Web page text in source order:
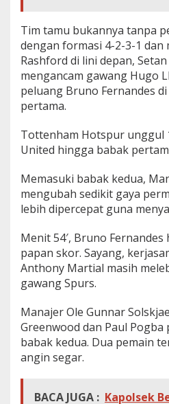
r
m
b
a
n
-
1
Tim tamu bukannya tanpa
dengan formasi 4-2-3-1 dan
Rashford di lini depan,
mengancam gawang Hugo
peluang Bruno Fernandes
pertama.
Tottenham Hotspur unggul
United hingga babak
Memasuki babak kedua,
mengubah sedikit gaya
lebih dipercepat guna
Menit 54′, Bruno
papan skor. Sayang,
Anthony Martial masih
gawang Spurs.
Manajer Ole Gunnar
Greenwood dan Paul
babak kedua. Dua pemain
angin segar.
BACA JUGA : Kapolsek